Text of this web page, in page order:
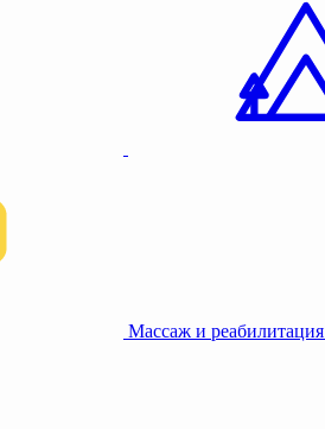
Массаж и реабилитация